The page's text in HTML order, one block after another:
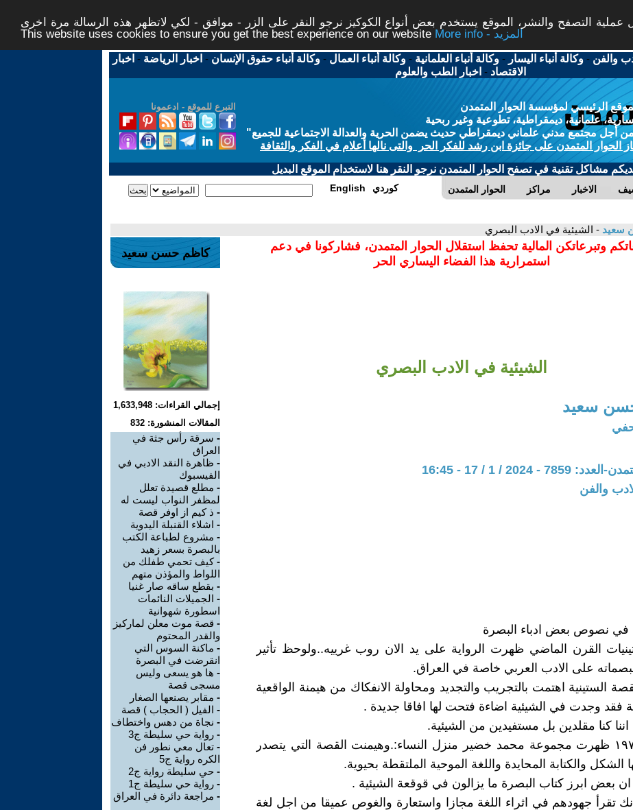
التصفح والنشر، الموقع يستخدم بعض أنواع الكوكيز نرجو النقر على الزر - موافق - لكي لاتظهر هذه الرسالة مرة اخرى -
This website uses cookies to ensure you get the best experience on our website
More info - المزيد
والفن -وكالة أنباء اليسار -وكالة أنباء العلمانية -وكالة أنباء العمال -وكالة أنباء حقوق الإنسان - اخبار الرياضة - اخبار
الاقتصاد - اخبار الطب والعلوم
التبرع للموقع - ادعمونا
الرئيسي لمؤسسة الحوار المتمدن
علمانية، ديمقراطية، تطوعية وغير ربحية
أجل مجتمع مدني علماني ديمقراطي حديث يضمن الحرية والعدالة الاجتماعية للجميع"
الحوار المتمدن على جائزة ابن رشد للفكر الحر والتى نالها أعلام في الفكر والثقافة
لديكم مشاكل تقنية في تصفح الحوار المتمدن نرجو النقر هنا لاستخدام الموقع البديل
الحوار المتمدن مراكز الاخبار English كوردي
سعيد - الشيئية في الادب البصري
وتبرعاتكن المالية تحفظ استقلال الحوار المتمدن، فشاركونا في دعم
استمرارية هذا الفضاء اليساري الحر
الشيئية في الادب البصري
سعيد
7859 - 2024 / 1 / 17 - 16:45
والفن
في نصوص بعض ادباء البصرة
القرن الماضي ظهرت الرواية على يد الان روب غرييه..ولوحظ تأثير
على الادب العربي خاصة في العراق.
الستينية اهتمت بالتجريب والتجديد ومحاولة الانفكاك من هيمنة الواقعية
فقد وجدت في الشيئية اضاءة فتحت لها افاقا جديدة .
اننا كنا مقلدين بل مستفيدين من الشيئية.
سنة ١٩٧٩ ظهرت مجموعة محمد خضير منزل النساء:.وهيمنت القصة التي يتصدر
الشكل والكتابة المحايدة واللغة الموحية الملتقطة بحيوية.
ان بعض ابرز كتاب البصرة ما يزالون في قوقعة الشيئية .
تقرأ جهودهم في اثراء اللغة مجازا واستعارة والغوص عميقا من اجل لغة
كاظم حسن سعيد
إجمالي القراءات: 1,633,948
المقالات المنشورة: 832
- سرقة رأس جثة في
العراق
- ظاهرة النقد الادبي في
الفيسبوك
- مطلع قصيدة تعلل
لمظفر النواب ليست له
- ذ كيم از اوفر قصة
- اشلاء القنبلة اليدوية
- مشروع لطباعة الكتب
بالبصرة بسعر زهيد
-كيف تحمي طفلك من
اللواط والمؤذن متهم
- بقطع ساقه صار غنيا
- الجميلات النائمات
اسطورة شهوانية
- قصة موت معلن لماركيز
والقدر المحتوم
- ماكنة السوس التي
انقرضت في البصرة
- ها هو يسعى وليس
مسجى قصة
- مقابر يصنعها الصغار
- الفيل ( الحجاب ) قصة
- نجاة من دهس واختطاف
- رواية حي سليطة ج3
- تعال معي نطور فن
الكره رواية ج5
- حي سليطة رواية ج2
- رواية حي سليطة ج1
- مراجعة دائرة في العراق